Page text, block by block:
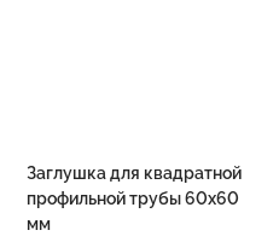
Заглушка для квадратной
профильной трубы 60х60
мм